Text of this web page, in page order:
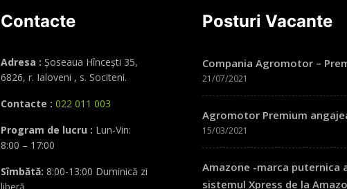
Contacte
Adresa : Șoseaua Hînceşti 35,
6826, r. Ialoveni , s. Sociteni.
Contacte : 022 011 003
Program de lucru : Lun-Vin:
8:00 – 17:00
Sîmbătă: 8:00-13:00 Duminică zi
Posturi Vacante
Compania Agromotor –
21/07/2021
Agromotor Premium
15/03/2021
Amazone -marca puternica
sistemul Xpress de la